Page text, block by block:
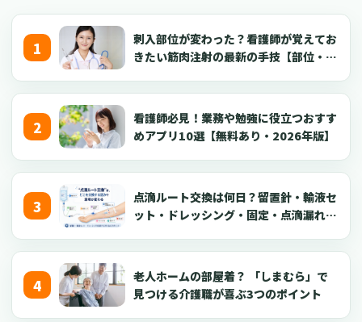
刺入部位が変わった？看護師が覚えてお
きたい筋肉注射の最新の手技【部位・
看護師必見！業務や勉強に役立つおすす
めアプリ10選【無料あり・2026年版】
点滴ルート交換は何日？留置針・輸液セ
ット・ドレッシング・固定・点滴漏れ対
老人ホームの部屋着？ 「しまむら」で
見つける介護職が喜ぶ3つのポイント